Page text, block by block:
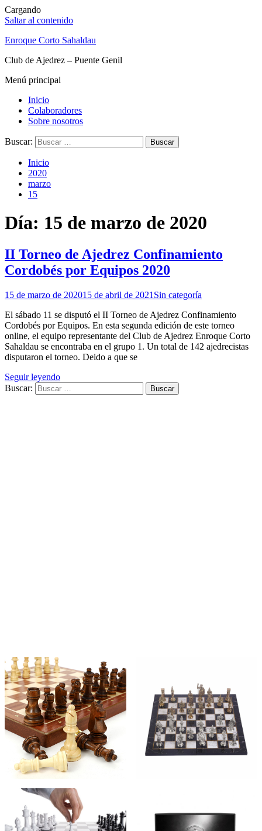
Cargando
Saltar al contenido
Enroque Corto Sahaldau
Club de Ajedrez – Puente Genil
Menú principal
Inicio
Colaboradores
Sobre nosotros
Buscar:
Inicio
2020
marzo
15
Día: 15 de marzo de 2020
II Torneo de Ajedrez Confinamiento
Cordobés por Equipos 2020
15 de marzo de 202015 de abril de 2021 Sin categoría
El sábado 11 se disputó el II Torneo de Ajedrez Confinamiento
Cordobés por Equipos. En esta segunda edición de este torneo
online, el equipo representante del Club de Ajedrez Enroque Corto
Sahaldau se encontraba en el grupo 1. Un total de 142 ajedrecistas
disputaron el torneo. Deido a que se
Seguir leyendo
Buscar: